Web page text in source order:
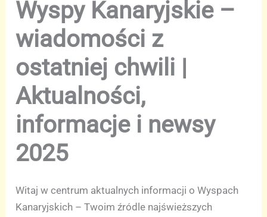
Wyspy Kanaryjskie –
wiadomości z
ostatniej chwili |
Aktualności,
informacje i newsy
2025
Witaj w centrum aktualnych informacji o Wyspach
Kanaryjskich – Twoim źródle najświeższych